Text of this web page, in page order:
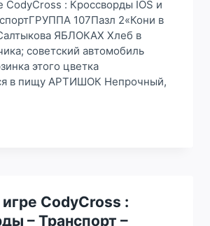
CodyCross : Кроссворды IOS и
107Пазл 2«Кони в
Салтыкова ЯБЛОКАХ Хлеб в
советский автомобиль
этого цветка
в пищу АРТИШОК Непрочный,
CodyCross :
– Транспорт –